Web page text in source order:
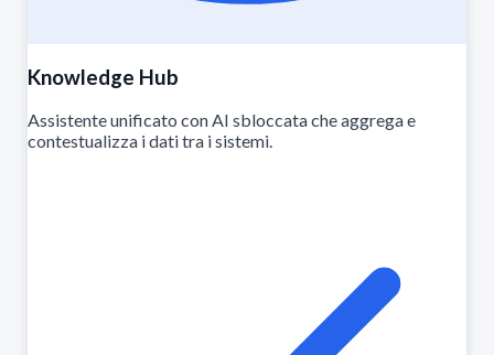
Knowledge Hub
Assistente unificato con AI sbloccata che aggrega e
contestualizza i dati tra i sistemi.